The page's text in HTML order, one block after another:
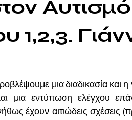
1,2,3.
μια διαδικασία και η
μια εντύπωση ελέγχου
έχουν αιτιώδεις σχέσεις